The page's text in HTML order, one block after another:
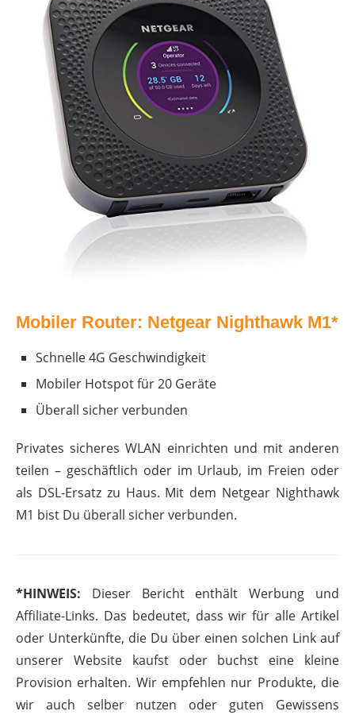
Mobiler Router: Netgear Nighthawk M1*
Schnelle 4G Geschwindigkeit
Mobiler Hotspot für 20 Geräte
Überall sicher verbunden
Privates sicheres WLAN einrichten und mit anderen
teilen – geschäftlich oder im Urlaub, im Freien oder
als DSL-Ersatz zu Haus. Mit dem Netgear Nighthawk
M1 bist Du überall sicher verbunden.
*HINWEIS: Dieser Bericht enthält Werbung und
Affiliate-Links. Das bedeutet, dass wir für alle Artikel
oder Unterkünfte, die Du über einen solchen Link auf
unserer Website kaufst oder buchst eine kleine
Provision erhalten. Wir empfehlen nur Produkte, die
wir auch selber nutzen oder guten Gewissens